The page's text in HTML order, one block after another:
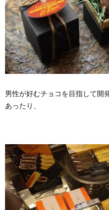
男性が好むチョコを目指して開
あったり、